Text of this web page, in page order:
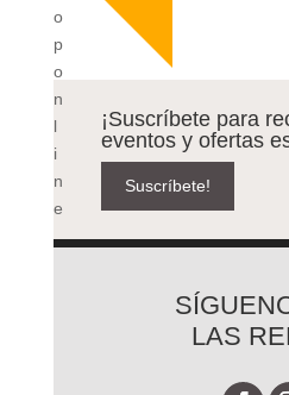
o
p
o
n
l
i
n
e
¡Suscríbete para
eventos y ofertas
Suscríbete!
LAS